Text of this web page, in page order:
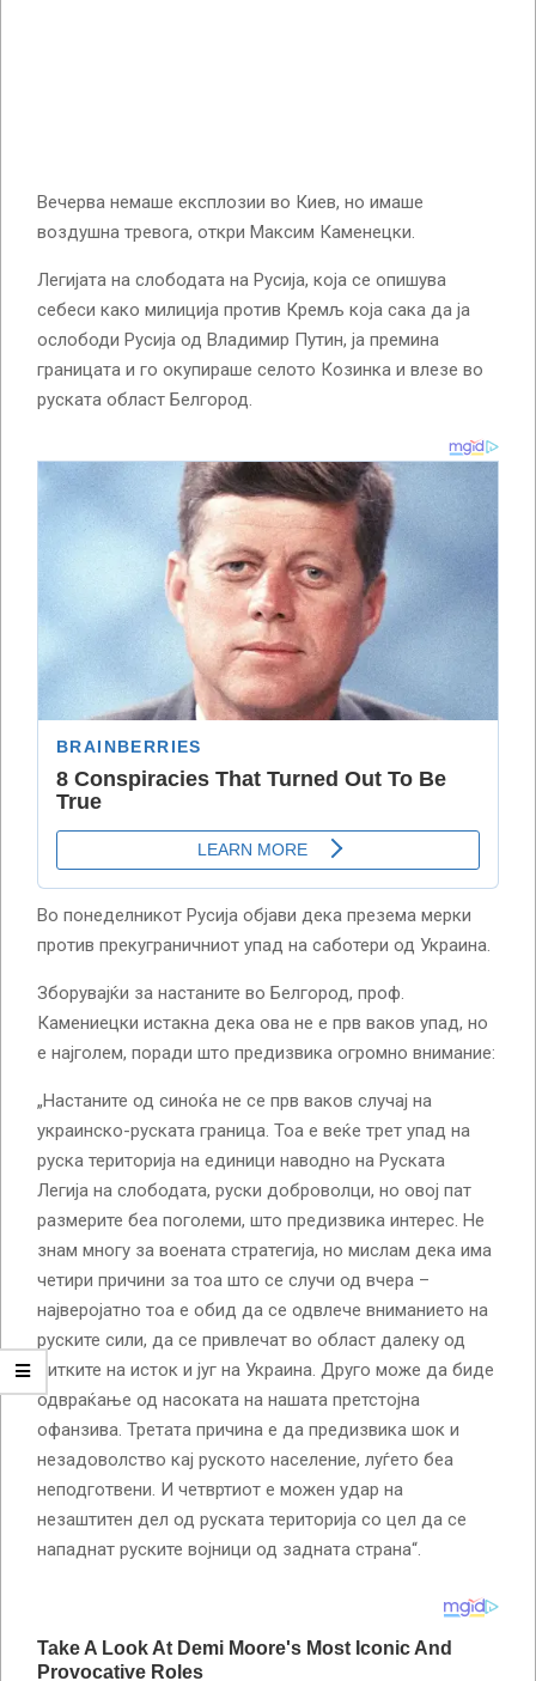
Вечерва немаше експлозии во Киев, но имаше
воздушна тревога, откри Максим Каменецки.
Легијата на слободата на Русија, која се опишува
себеси како милиција против Кремљ која сака да ја
ослободи Русија од Владимир Путин, ја премина
границата и го окупираше селото Козинка и влезе во
руската област Белгород.
Во понеделникот Русија објави дека презема мерки
против прекуграничниот упад на саботери од Украина.
Зборувајќи за настаните во Белгород, проф.
Камениецки истакна дека ова не е прв ваков упад, но
е најголем, поради што предизвика огромно внимание:
„Настаните од синоќа не се прв ваков случај на
украинско-руската граница. Тоа е веќе трет упад на
руска територија на единици наводно на Руската
Легија на слободата, руски доброволци, но овој пат
размерите беа поголеми, што предизвика интерес. Не
знам многу за воената стратегија, но мислам дека има
четири причини за тоа што се случи од вчера –
најверојатно тоа е обид да се одвлече вниманието на
руските сили, да се привлечат во област далеку од
битките на исток и југ на Украина. Друго може да биде
одвраќање од насоката на нашата претстојна
офанзива. Третата причина е да предизвика шок и
незадоволство кај руското население, луѓето беа
неподготвени. И четвртиот е можен удар на
незаштитен дел од руската територија со цел да се
нападнат руските војници од задната страна“.